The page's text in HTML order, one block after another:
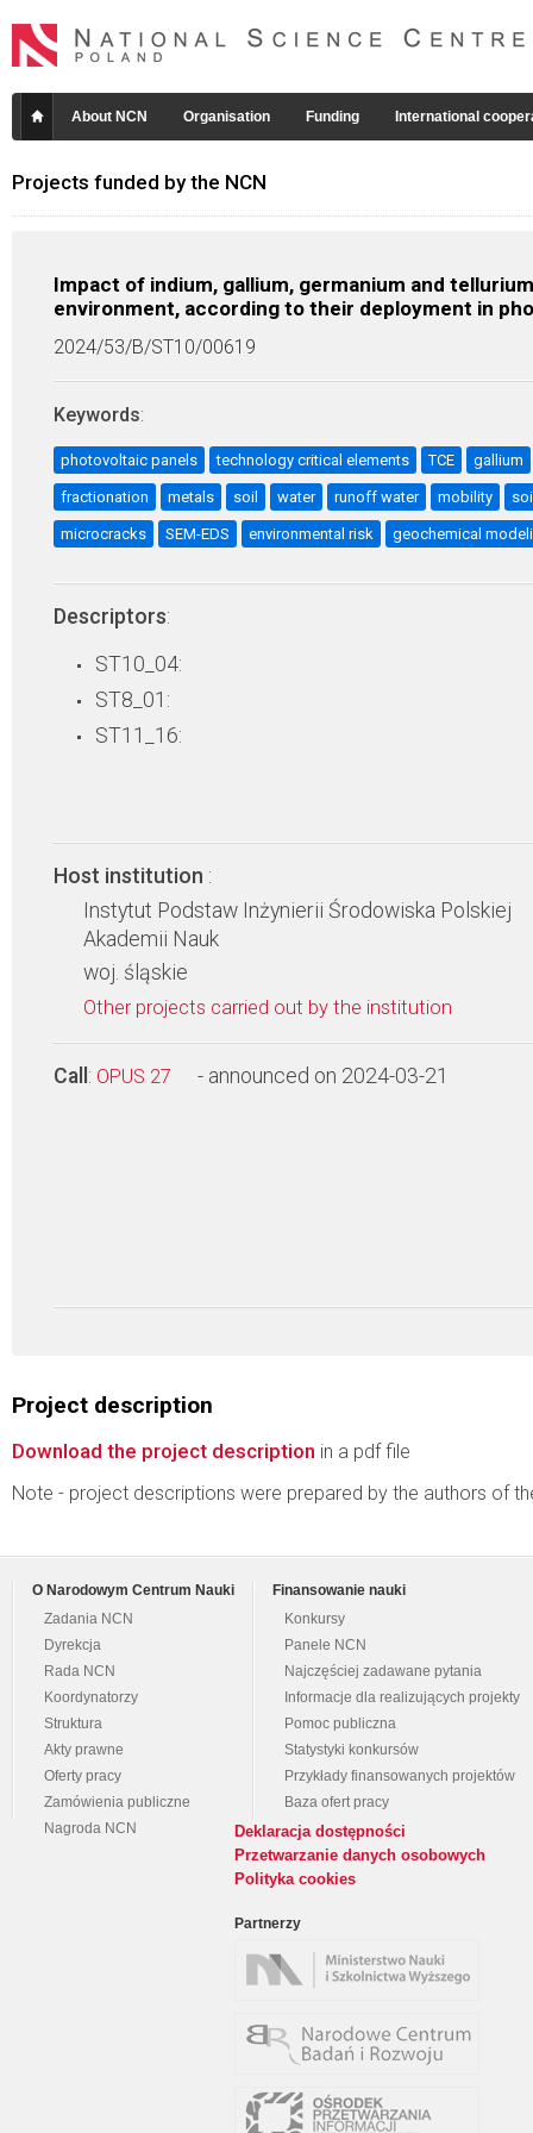
About NCN Organisation Funding International
Projects funded by the NCN
Impact of indium, gallium, germanium and
environment, according to their deployment in
2024/53/B/ST10/00619
Keywords:
photovoltaic panels technology critical elements TCE gallium
fractionation metals soil water runoff water mobility
microcracks SEM-EDS environmental risk geochemical
Descriptors:
ST10_04:
ST8_01:
ST11_16:
Host institution :
Instytut Podstaw Inżynierii Środowiska Polskiej
Akademii Nauk
woj. śląskie
Other projects carried out by the institution
Call : OPUS 27 - announced on 2024-03-21
Project description
Download the project description in a pdf file
Note - project descriptions were prepared by the authors of
O Narodowym Centrum Nauki
Zadania NCN
Dyrekcja
Rada NCN
Koordynatorzy
Struktura
Akty prawne
Oferty pracy
Zamówienia publiczne
Nagroda NCN
Finansowanie nauki
Konkursy
Panele NCN
Najczęściej zadawane pytania
Informacje dla realizujących projekty
Pomoc publiczna
Statystyki konkursów
Przykłady finansowanych projektów
Baza ofert pracy
Deklaracja dostępności
Przetwarzanie danych osobowych
Polityka cookies
Partnerzy